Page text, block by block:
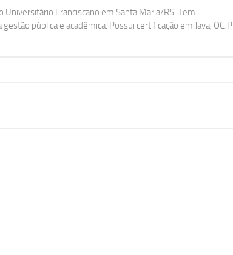
Franciscano em Santa Maria/RS. Tem
pública e acadêmica. Possui certificação em Java, OCJP